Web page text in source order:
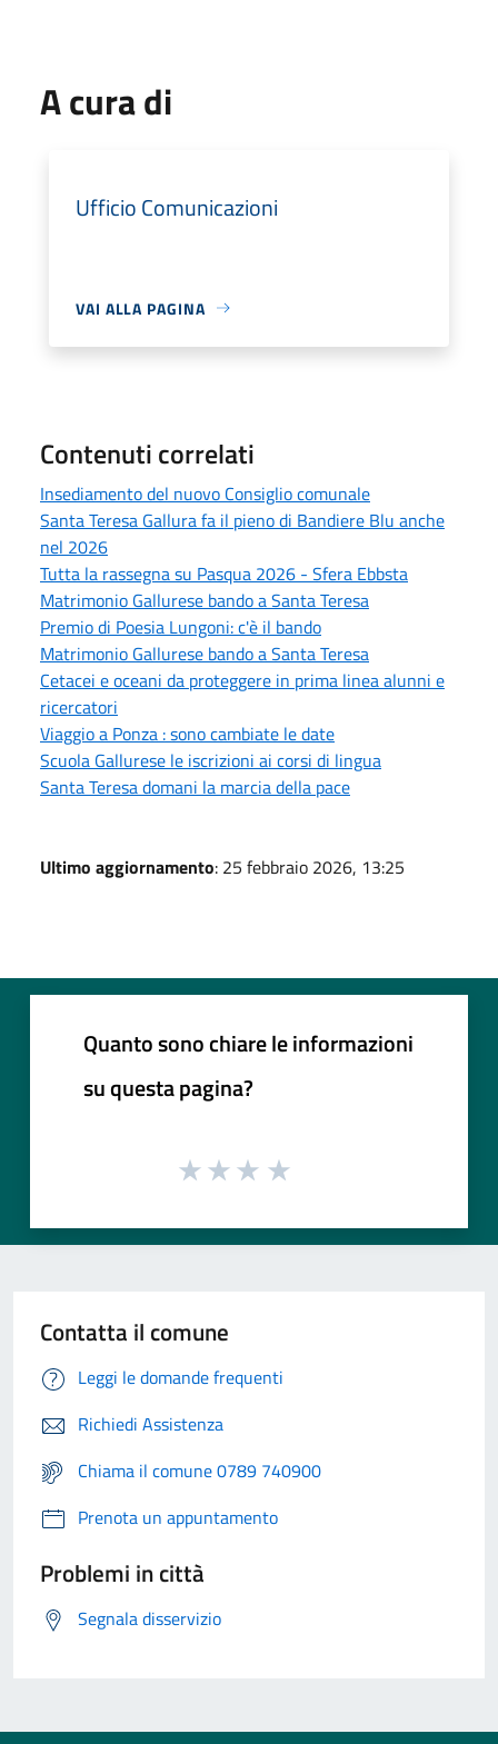
A cura di
Ufficio Comunicazioni
VAI ALLA PAGINA
Contenuti correlati
Insediamento del nuovo Consiglio comunale
Santa Teresa Gallura fa il pieno di Bandiere Blu anche
nel 2026
Tutta la rassegna su Pasqua 2026 - Sfera Ebbsta
Matrimonio Gallurese bando a Santa Teresa
Premio di Poesia Lungoni: c'è il bando
Matrimonio Gallurese bando a Santa Teresa
Cetacei e oceani da proteggere in prima linea alunni e
ricercatori
Viaggio a Ponza : sono cambiate le date
Scuola Gallurese le iscrizioni ai corsi di lingua
Santa Teresa domani la marcia della pace
Ultimo aggiornamento: 25 febbraio 2026, 13:25
Quanto sono chiare le informazioni
su questa pagina?
Contatta il comune
Leggi le domande frequenti
Richiedi Assistenza
Chiama il comune 0789 740900
Prenota un appuntamento
Problemi in città
Segnala disservizio